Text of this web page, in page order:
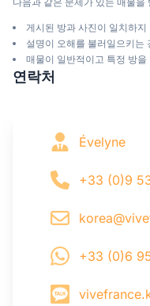
게시된 방과 사진이 일치하지
설명이 오해를 불러일으키는
매물이 일반적이고 특정 방
연락처
Évelyne
+33 (0)9
+33 (0)6